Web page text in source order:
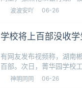
元。李昌业自
波波安吖 06-26
学校将上百部没收
有网友发布视频称，湖南
百部。次日，菁华园学校
目的是警示学生不
神明同同 06-26